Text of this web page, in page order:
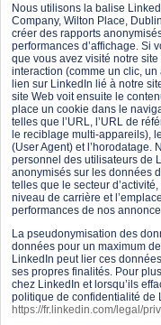
Nous utilisons la balise
Company, Wilton Place,
créer des rapports
performances d’affichage. Si
que vous avez visité notre
interaction (comme un clic,
lien sur LinkedIn lié à notre
site Web voit ensuite le
place un cookie dans le
telles que l’URL, l’URL de
le reciblage multi-appareils),
(User Agent) et l’horodatage.
personnel des utilisateurs de
anonymisés sur les données
telles que le secteur
niveau de carrière et
performances de nos
La pseudonymisation des
données pour un maximum
LinkedIn peut lier ces
ses propres finalités. Pour
chez LinkedIn et lorsqu’ils
politique de confidentialité de
https://fr.linkedin.com/legal/